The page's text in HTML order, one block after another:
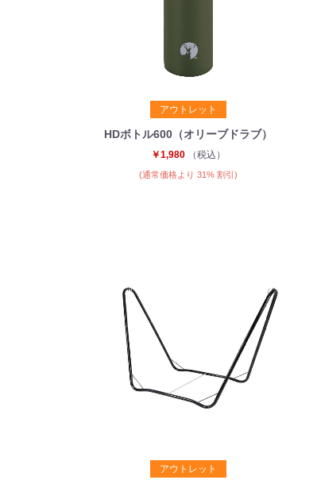
アウトレット
HDボトル600（オリーブドラブ）
￥1,980 （税込）
(通常価格より 31% 割引)
アウトレット